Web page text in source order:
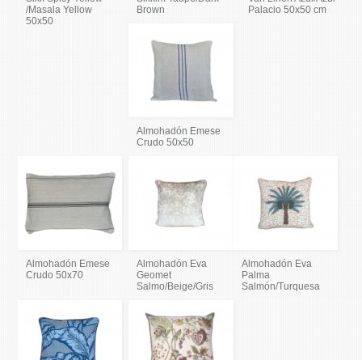
/Masala Yellow
50x50
Brown
Palacio 50x50 cm
Almohadón Emese
Crudo 50x50
Almohadón Emese
Crudo 50x70
Almohadón Eva
Geomet
Salmo/Beige/Gris
Almohadón Eva
Palma
Salmón/Turquesa